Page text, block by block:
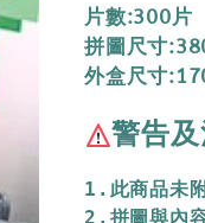
片數:300片
拼圖尺寸
外盒尺寸
警告及
1.此商品未
2.拼圖與內